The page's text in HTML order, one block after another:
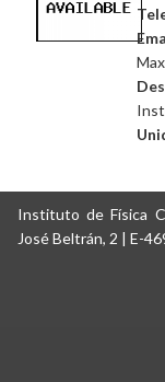
Instituto de Física
José Beltrán, 2 | E-